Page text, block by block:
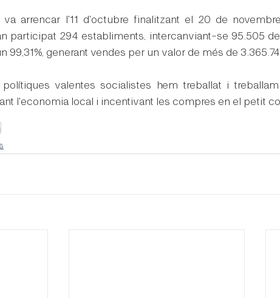
va arrencar l'11 d'octubre finalitzant el 20 de
participat 294 establiments, intercanviant-se 95.505
99,31%, generant vendes per un valor de més de
valentes socialistes hem treballat i
l'economia local i incentivant les compres en el petit